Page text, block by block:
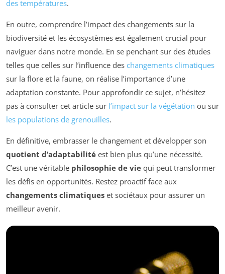
des températures.
En outre, comprendre l’impact des changements sur la
biodiversité et les écosystèmes est également crucial pour
naviguer dans notre monde. En se penchant sur des études
telles que celles sur l’influence des changements climatiques
sur la flore et la faune, on réalise l’importance d’une
adaptation constante. Pour approfondir ce sujet, n’hésitez
pas à consulter cet article sur l’impact sur la végétation ou sur
les populations de grenouilles.
En définitive, embrasser le changement et développer son
quotient d’adaptabilité est bien plus qu’une nécessité.
C’est une véritable philosophie de vie qui peut transformer
les défis en opportunités. Restez proactif face aux
changements climatiques et sociétaux pour assurer un
meilleur avenir.